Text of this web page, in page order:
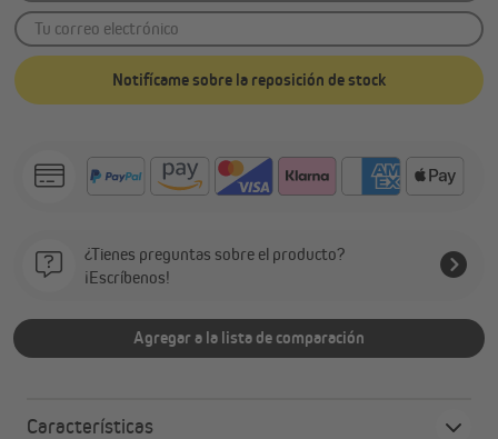
Tu correo electrónico
Notifícame sobre la reposición de stock
¿Tienes preguntas sobre el producto?
¡Escríbenos!
Agregar a la lista de comparación
Características